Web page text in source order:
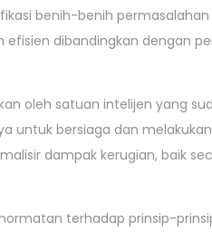
benih-benih
dibandingkan dengan
oleh satuan intelijen yang
untuk bersiaga dan
dampak kerugian, baik
terhadap prinsip-